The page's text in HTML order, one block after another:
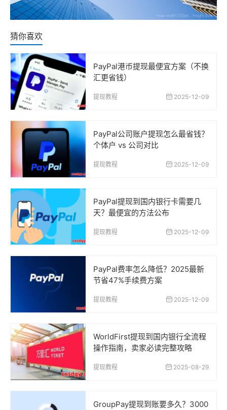
猜你喜欢
PayPal港币提现最便宜方案（不换
汇更省钱）
提现教程 2025-12-09
PayPal公司账户提现怎么最省钱？
个体户 vs 公司对比
提现教程 2025-12-09
PayPal提现到国内银行卡需要几
天？最便宜的方法公布
提现教程 2025-12-09
PayPal费率怎么降低？2025最新
节省47%手续费方案
提现教程 2025-12-09
WorldFirst提现到国内银行全流程
操作指南，卖家必读完整攻略
提现教程 2025-08-29
GroupPay提现到账要多久？3000